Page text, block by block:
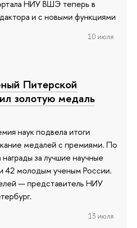
НИУ ВШЭ теперь в
и с новыми функциями
10 июля
Питерской
золотую медаль
наук подвела итоги
медалей с премиями. По
за лучшие научные
42 молодым ученым России.
— представитель НИУ
13 июля